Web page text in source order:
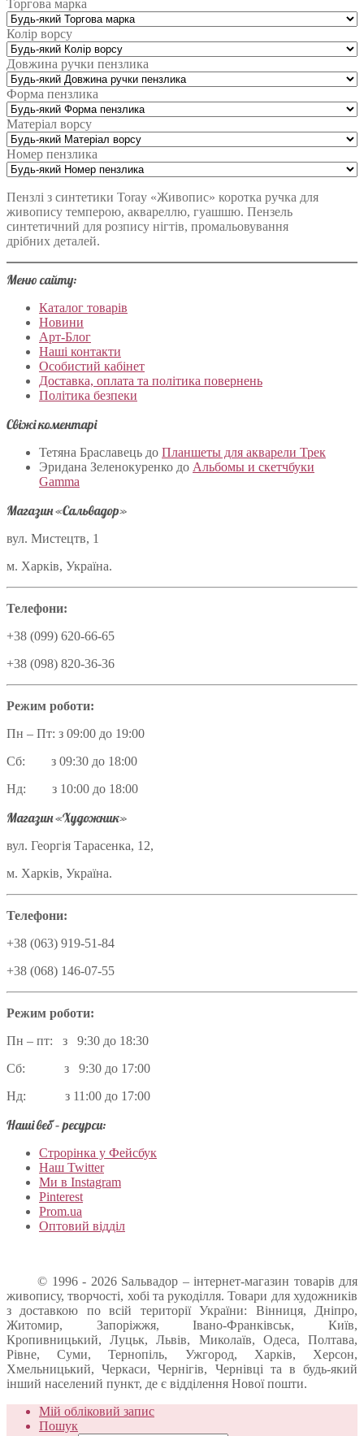
Торгова марка
Колір ворсу
Довжина ручки пензлика
Форма пензлика
Матеріал ворсу
Номер пензлика
Пензлі з синтетики Toray «Живопис» коротка ручка для
живопису темперою, аквареллю, гуашшю. Пензель
синтетичний для розпису нігтів, промальовування
дрібних деталей.
Меню сайту:
Каталог товарів
Новини
Арт-Блог
Наші контакти
Особистий кабінет
Доставка, оплата та політика повернень
Політика безпеки
Свіжі коментарі
Тетяна Браславець до Планшеты для акварели Трек
Эридана Зеленокуренко до Альбомы и скетчбуки
Gamma
Магазин «Сальвадор»
вул. Мистецтв, 1
м. Харків, Україна.
Телефони:
+38 (099) 620-66-65
+38 (098) 820-36-36
Режим роботи:
Пн – Пт: з 09:00 до 19:00
Сб: з 09:30 до 18:00
Нд: з 10:00 до 18:00
Магазин «Художник»
вул. Георгія Тарасенка, 12,
м. Харків, Україна.
Телефони:
+38 (063) 919-51-84
+38 (068) 146-07-55
Режим роботи:
Пн – пт: з 9:30 до 18:30
Сб: з 9:30 до 17:00
Нд: з 11:00 до 17:00
Наші веб – ресурси:
Строрінка у Фейсбук
Наш Twitter
Ми в Instagram
Pinterest
Prom.ua
Оптовий відділ
© 1996 - 2026 Sальвадор – інтернет-магазин товарів для
живопису, творчості, хобі та рукоділля. Товари для художників
з доставкою по всій території України: Вінниця, Дніпро,
Житомир, Запоріжжя, Івано-Франківськ, Київ,
Кропивницький, Луцьк, Львів, Миколаїв, Одеса, Полтава,
Рівне, Суми, Тернопіль, Ужгород, Харків, Херсон,
Хмельницький, Черкаси, Чернігів, Чернівці та в будь-який
інший населений пункт, де є відділення Нової пошти.
Мій обліковий запис
Пошук